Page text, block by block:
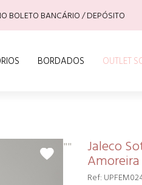
DE DESCONTONO PIX
BORDADOS OUTLET
Jaleco
Amoreira
Ref:
""